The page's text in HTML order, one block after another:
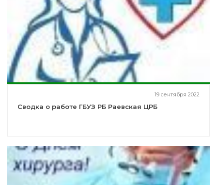
19 сентября 2022
Сводка о работе ГБУЗ РБ Раевская ЦРБ